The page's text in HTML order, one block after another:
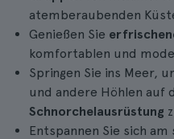
atemberaubenden
Genießen Sie
komfortablen und
Springen Sie ins Meer,
und andere Höhlen auf
Schnorchelausrüstung
Entspannen Sie sich am